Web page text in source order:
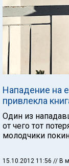
Нападение на
привлекла
Один из
от чего тот
молодчики
15.10.2012 11:56 // В